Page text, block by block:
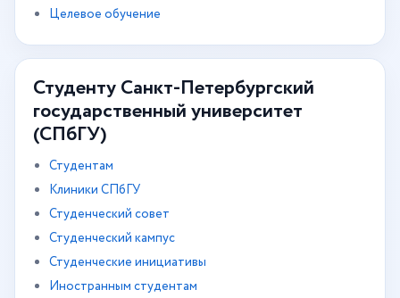
Целевое обучение
Студенту Санкт-Петербургский
государственный университет
(СПбГУ)
Студентам
Клиники СПбГУ
Студенческий совет
Студенческий кампус
Студенческие инициативы
Иностранным студентам